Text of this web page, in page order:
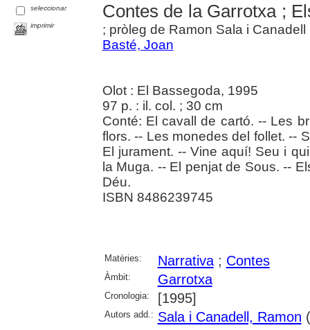
seleccionar
imprimir
Contes de la Garrotxa ;
; pròleg de Ramon Sala i Canadell
Basté, Joan
Olot : El Bassegoda, 1995
97 p. : il. col. ; 30 cm
Conté: El cavall de cartó. -- Les
flors. -- Les monedes del follet. --
El jurament. -- Vine aquí! Seu i
la Muga. -- El penjat de Sous. --
Déu.
ISBN 8486239745
Matèries: Narrativa; Contes
Àmbit: Garrotxa
Cronologia: [1995]
Autors add.: Sala i Canadell, Ramon